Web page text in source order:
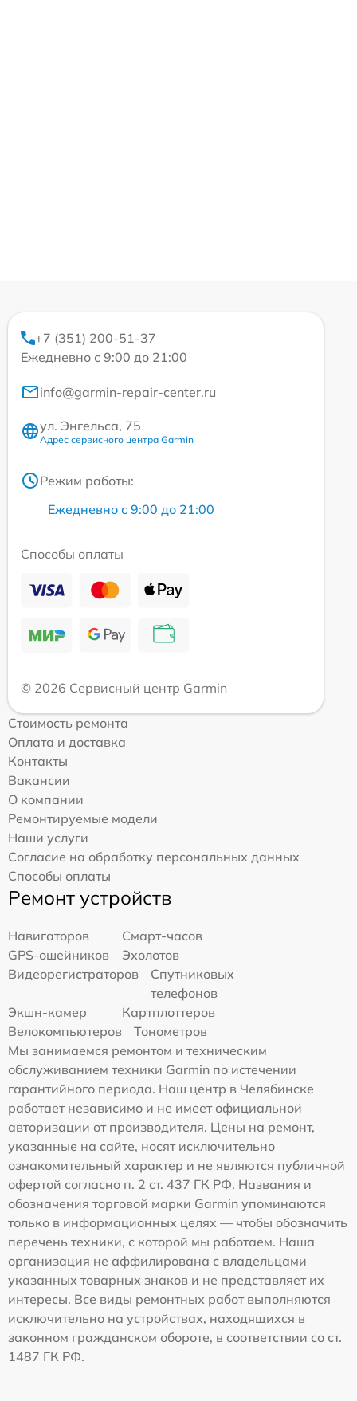
+7 (351) 200-51-37
Ежедневно с 9:00 до 21:00
info@garmin-repair-center.ru
ул. Энгельса, 75
Адрес сервисного центра Garmin
Режим работы:
Ежедневно с 9:00 до 21:00
Способы оплаты
© 2026 Сервисный центр Garmin
Стоимость ремонта
Оплата и доставка
Контакты
Вакансии
О компании
Ремонтируемые модели
Наши услуги
Согласие на обработку персональных данных
Способы оплаты
Ремонт устройств
Навигаторов
Смарт-часов
GPS-ошейников
Эхолотов
Видеорегистраторов
Спутниковых
телефонов
Экшн-камер
Картплоттеров
Велокомпьютеров
Тонометров
Мы занимаемся ремонтом и техническим
обслуживанием техники Garmin по истечении
гарантийного периода. Наш центр в Челябинске
работает независимо и не имеет официальной
авторизации от производителя. Цены на ремонт,
указанные на сайте, носят исключительно
ознакомительный характер и не являются публичной
офертой согласно п. 2 ст. 437 ГК РФ. Названия и
обозначения торговой марки Garmin упоминаются
только в информационных целях — чтобы обозначить
перечень техники, с которой мы работаем. Наша
организация не аффилирована с владельцами
указанных товарных знаков и не представляет их
интересы. Все виды ремонтных работ выполняются
исключительно на устройствах, находящихся в
законном гражданском обороте, в соответствии со ст.
1487 ГК РФ.